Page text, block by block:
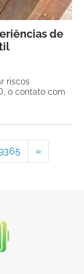
de
riscos
o contato com
»